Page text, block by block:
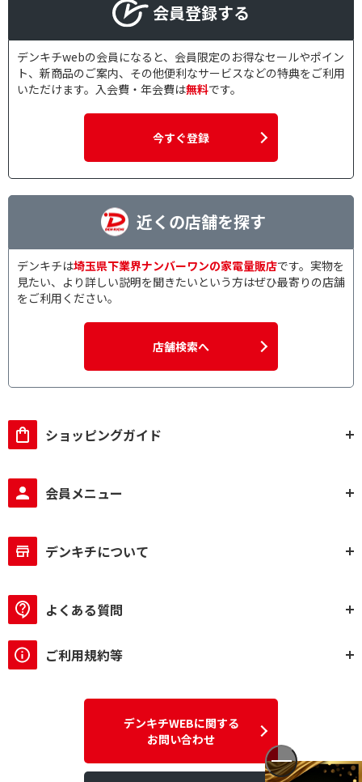
4K(3840×2160)
ルーメンで絞り込む
3000lm～4000lm未満
対応テレビサイズで絞り込む
～50インチ 61インチ以上
4K・8K対応で絞り込む
4K・8K対応
3D対応
イーサネット対応
ハイレゾで絞り込む
Bluetoothで絞り込む
出力ポート数で絞り込む
会員登録する
デンキチwebの会員になると、会員限定のお得なセールやポイン
ト、新商品のご案内、その他便利なサービスなどの特典をご利用
いただけます。入会費・年会費は無料です。
今すぐ登録
近くの店舗を探す
デンキチは埼玉県下業界ナンバーワンの家電量販店です。実物を
見たい、より詳しい説明を聞きたいという方はぜひ最寄りの店舗
をご利用ください。
店舗検索へ
ショッピングガイド
会員メニュー
デンキチについて
よくある質問
ご利用規約等
デンキチWEBに関する
お問い合わせ